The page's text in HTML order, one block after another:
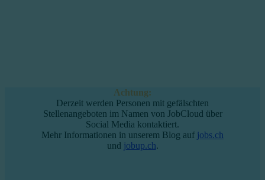
Achtung:
Derzeit werden Personen mit gefälschten
Stellenangeboten im Namen von JobCloud über
Social Media kontaktiert.
Mehr Informationen in unserem Blog auf jobs.ch
und jobup.ch.